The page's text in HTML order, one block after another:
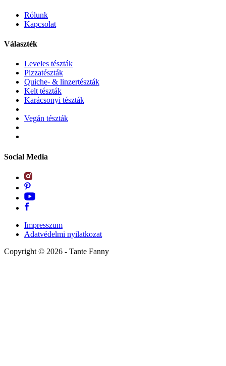
Rólunk
Kapcsolat
Választék
Leveles tészták
Pizzatészták
Quiche- & linzertészták
Kelt tészták
Karácsonyi tészták
Vegán tészták
Social Media
Impresszum
Adatvédelmi nyilatkozat
Copyright © 2026 - Tante Fanny